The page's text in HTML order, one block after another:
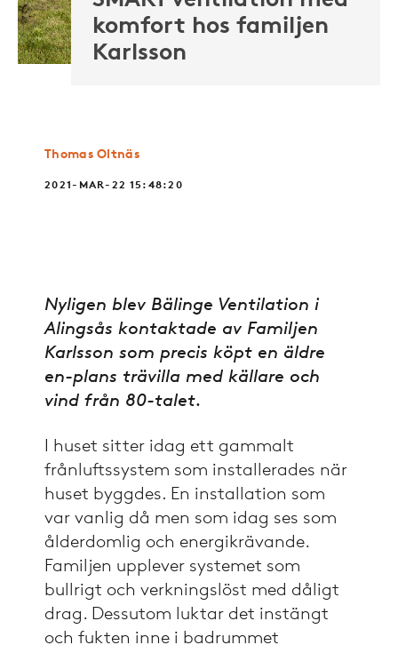
komfort hos familjen
Karlsson
Thomas Oltnäs
2021-MAR-22 15:48:20
Nyligen blev Bälinge Ventilation i
Alingsås kontaktade av Familjen
Karlsson som precis köpt en äldre
en-plans trävilla med källare och
vind från 80-talet.
I huset sitter idag ett gammalt
frånluftssystem som installerades när
huset byggdes. En installation som
var vanlig då men som idag ses som
ålderdomlig och energikrävande.
Familjen upplever systemet som
bullrigt och verkningslöst med dåligt
drag. Dessutom luktar det instängt
och fukten inne i badrummet